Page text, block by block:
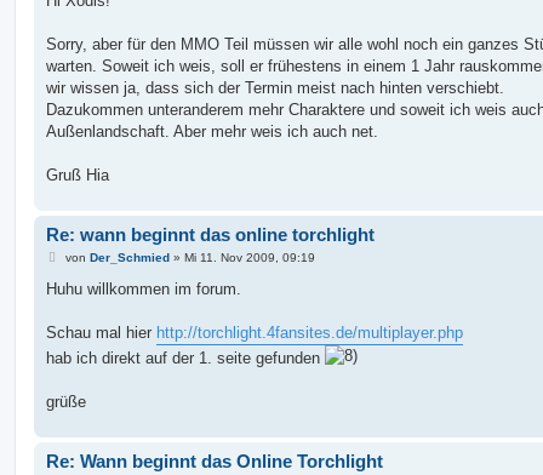
a
Sorry, aber für den MMO Teil müssen wir alle wohl noch ein ganzes
warten. Soweit ich weis, soll er frühestens in einem 1 Jahr
wir wissen ja, dass sich der Termin meist nach hinten verschiebt.
Dazukommen unteranderem mehr Charaktere und soweit ich weis
Außenlandschaft. Aber mehr weis ich auch net.
Gruß Hia
Re: wann beginnt das online torchlight
B
a
von Der_Schmied» Mi 11. Nov 2009, 09:19
Huhu willkommen im forum.
Schau mal hier http://torchlight.4fansites.de/multiplayer.php
hab ich direkt auf der 1. seite gefunden
grüße
Re: Wann beginnt das Online Torchlight